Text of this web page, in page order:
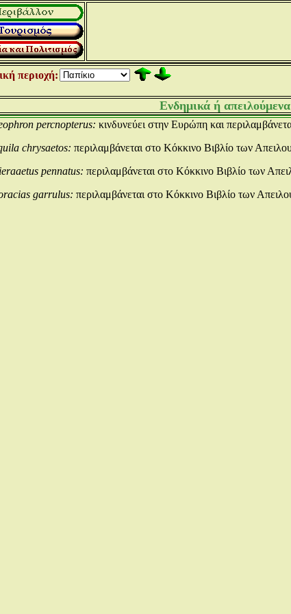
περιοχή:
Ενδημικά ή απειλούμενα
percnopterus: κινδυνεύει στην Ευρώπη και
chrysaetos: περιλαμβάνεται στο Κόκκινο Βιβλίο των
pennatus: περιλαμβάνεται στο Κόκκινο Βιβλίο των
garrulus: περιλαμβάνεται στο Κόκκινο Βιβλίο των